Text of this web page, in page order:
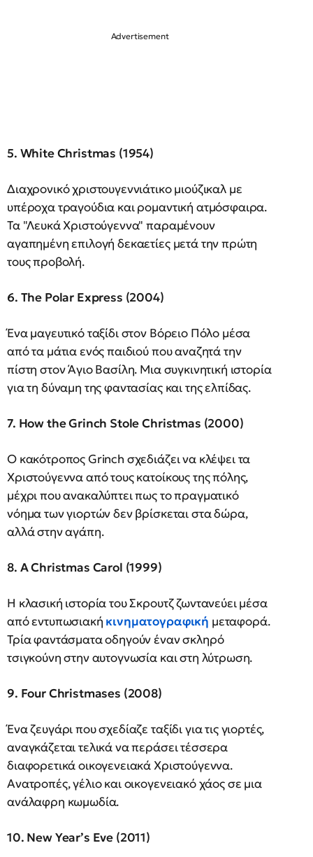
5. White Christmas (1954)
Διαχρονικό χριστουγεννιάτικο μιούζικαλ με
υπέροχα τραγούδια και ρομαντική ατμόσφαιρα.
Τα "Λευκά Χριστούγεννα" παραμένουν
αγαπημένη επιλογή δεκαετίες μετά την πρώτη
τους προβολή.
6. The Polar Express (2004)
Ένα μαγευτικό ταξίδι στον Βόρειο Πόλο μέσα
από τα μάτια ενός παιδιού που αναζητά την
πίστη στον Άγιο Βασίλη. Μια συγκινητική ιστορία
για τη δύναμη της φαντασίας και της ελπίδας.
7. How the Grinch Stole Christmas (2000)
Ο κακότροπος Grinch σχεδιάζει να κλέψει τα
Χριστούγεννα από τους κατοίκους της πόλης,
μέχρι που ανακαλύπτει πως το πραγματικό
νόημα των γιορτών δεν βρίσκεται στα δώρα,
αλλά στην αγάπη.
8. A Christmas Carol (1999)
Η κλασική ιστορία του Σκρουτζ ζωντανεύει μέσα
από εντυπωσιακή κινηματογραφική μεταφορά.
Τρία φαντάσματα οδηγούν έναν σκληρό
τσιγκούνη στην αυτογνωσία και στη λύτρωση.
9. Four Christmases (2008)
Ένα ζευγάρι που σχεδίαζε ταξίδι για τις γιορτές,
αναγκάζεται τελικά να περάσει τέσσερα
διαφορετικά οικογενειακά Χριστούγεννα.
Ανατροπές, γέλιο και οικογενειακό χάος σε μια
ανάλαφρη κωμωδία.
10. New Year’s Eve (2011)